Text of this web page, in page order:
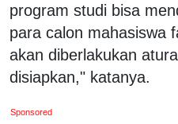
program studi bisa
para calon mahasiswa
akan diberlakukan
disiapkan," katanya.
Sponsored